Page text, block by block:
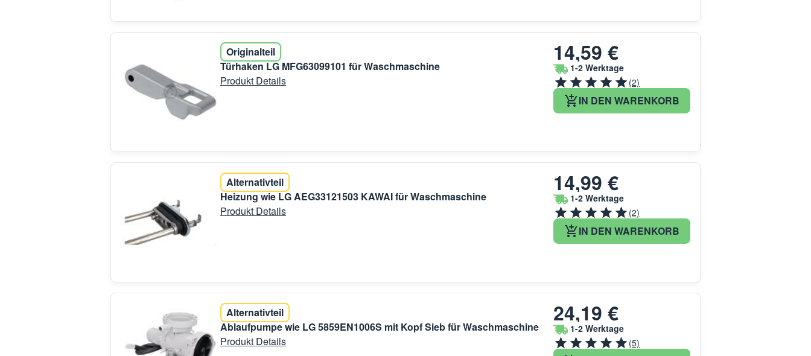
Originalteil
Türhaken LG MFG63099101 für Waschmaschine
Produkt Details
14,59 €
1-2 Werktage
(2)
IN DEN WARENKORB
Alternativteil
Heizung wie LG AEG33121503 KAWAI für Waschmaschine
Produkt Details
14,99 €
1-2 Werktage
(2)
IN DEN WARENKORB
Alternativteil
Ablaufpumpe wie LG 5859EN1006S mit Kopf Sieb für Waschmaschine
Produkt Details
24,19 €
1-2 Werktage
(5)